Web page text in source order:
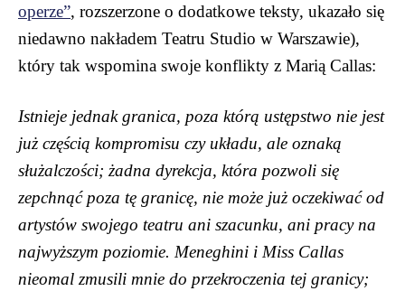
operze”, rozszerzone o dodatkowe teksty, ukazało się
niedawno nakładem Teatru Studio w Warszawie),
który tak wspomina swoje konflikty z Marią Callas:
Istnieje jednak granica, poza którą ustępstwo nie jest
już częścią kompromisu czy układu, ale oznaką
służalczości; żadna dyrekcja, która pozwoli się
zepchnąć poza tę granicę, nie może już oczekiwać od
artystów swojego teatru ani szacunku, ani pracy na
najwyższym poziomie. Meneghini i Miss Callas
nieomal zmusili mnie do przekroczenia tej granicy;